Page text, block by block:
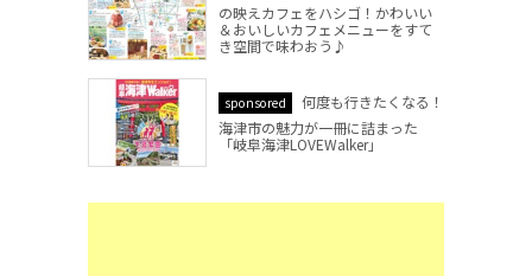
の映えカフェをハシゴ！かわいい
＆おいしいカフェメニューをすて
き空間で味わおう♪
sponsored
何度も行きたくなる！
海津市の魅力が一冊に詰まった
「岐阜海津LOVEWalker」